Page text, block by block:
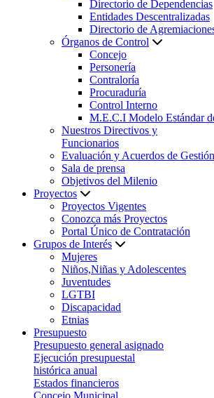
Directorio de Dependencias
Entidades Descentralizadas
Directorio de
Órganos de Control
Concejo
Personería
Contraloría
Procuraduría
Control Interno
M.E.C.I Modelo Estándar
Nuestros Directivos y
Funcionarios
Evaluación y Acuerdos de Gestión
Sala de prensa
Objetivos del Milenio
Proyectos
Proyectos Vigentes
Conozca más Proyectos
Portal Único de Contratación
Grupos de Interés
Mujeres
Niños,Niñas y Adolescentes
Juventudes
LGTBI
Discapacidad
Etnias
Presupuesto
Presupuesto general asignado
Ejecución presupuestal
histórica anual
Estados financieros
Concejo Municipal